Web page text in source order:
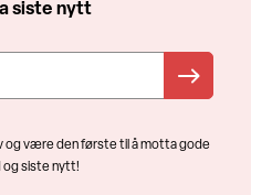
siste nytt
og være den første til å motta gode
og siste nytt!